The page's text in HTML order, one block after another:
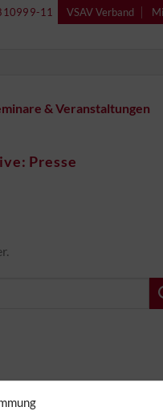
11 VSAV Verband
& Veranstaltungen
Presse